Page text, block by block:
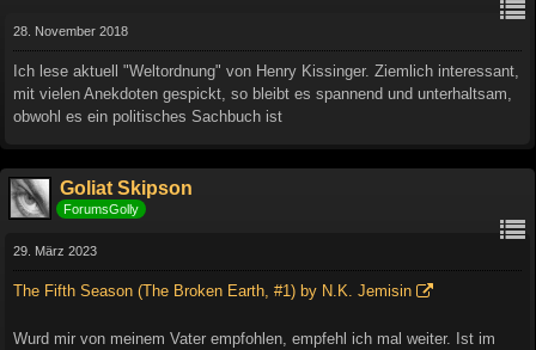
28. November 2018
Ich lese aktuell "Weltordnung" von Henry Kissinger. Ziemlich interessant,
mit vielen Anekdoten gespickt, so bleibt es spannend und unterhaltsam,
obwohl es ein politisches Sachbuch ist
Goliat Skipson
ForumsGolly
29. März 2023
The Fifth Season (The Broken Earth, #1) by N.K. Jemisin
Wurd mir von meinem Vater empfohlen, empfehl ich mal weiter. Ist im